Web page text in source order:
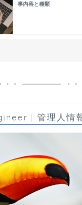
事内容と種類
| 管理人情